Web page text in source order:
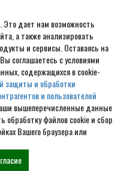
Это дает нам возможность
а также анализировать
и сервисы. Оставаясь на
соглашаетесь с условиями
содержащихся в cookie-
защиты и обработки
и пользователей
вышеперечисленные данные
обработку файлов cookie и сбор
Вашего браузера или
домов под